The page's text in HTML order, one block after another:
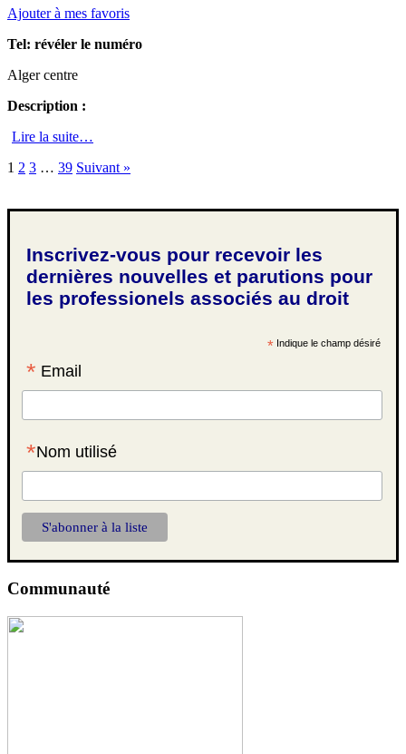
Ajouter à mes favoris
Tel: révéler le numéro
Alger centre
Description :
Lire la suite…
1 2 3 … 39 Suivant »
Inscrivez-vous pour recevoir les
dernières nouvelles et parutions pour
les professionels associés au droit
* Indique le champ désiré
* Email
*Nom utilisé
Communauté